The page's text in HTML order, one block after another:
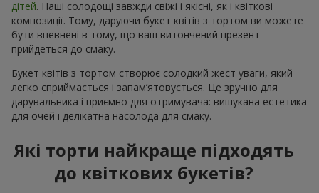
дітей. Наші солодощі завжди свіжі і якісні, як і квіткові
композиції. Тому, даруючи букет квітів з тортом ви можете
бути впевнені в тому, що ваш витончений презент
прийдеться до смаку.
Букет квітів з тортом створює солодкий жест уваги, який
легко сприймається і запам’ятовується. Це зручно для
дарувальника і приємно для отримувача: вишукана естетика
для очей і делікатна насолода для смаку.
Які торти найкраще підходять
до квіткових букетів?